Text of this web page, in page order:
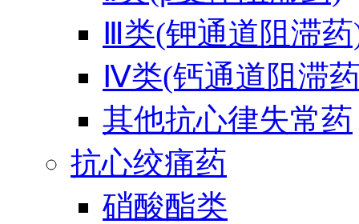
Ⅲ类(钾通道阻滞
Ⅳ类(钙通道阻滞
其他抗心律失常药
抗心绞痛药
硝酸酯类